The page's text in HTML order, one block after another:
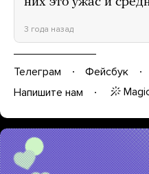
3 года назад
Телеграм Фейсбук
Напишите нам